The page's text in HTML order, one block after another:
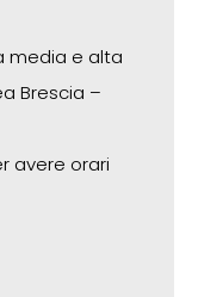
media e alta
Brescia –
avere orari